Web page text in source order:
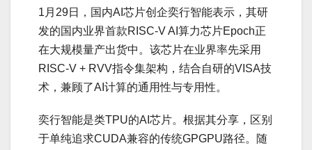
1月29日，国内AI芯片创企奕行智能表示，其研
发的国内业界首款RISC-V AI算力芯片Epoch正
在大规模量产出货中。该芯片在业界率先采用
RISC-V + RVV指令集架构，结合自研的VISA技
术，兼顾了AI计算的通用性与专用性。
奕行智能是类TPU的AI芯片。根据其分享，区别
于单纯追求CUDA兼容的传统GPGPU路径。随